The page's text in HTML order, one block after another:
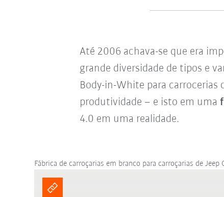
Até 2006 achava-se que era
grande diversidade de tipos e
Body-in-White para
produtividade – e isto em uma
4.0 em uma realidade.
Fábrica de carroçarias em branco para carroçarias de